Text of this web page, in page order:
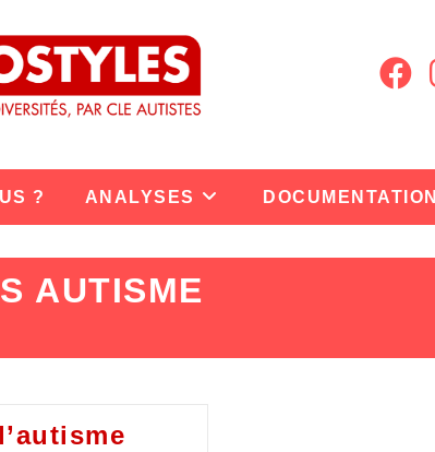
? ANALYSES DOCUMENTATION
AUTISME